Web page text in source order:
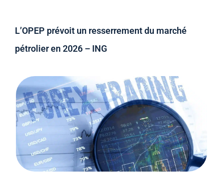
L’OPEP prévoit un resserrement du marché
pétrolier en 2026 – ING